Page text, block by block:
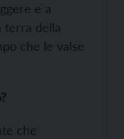
e a
terra della
che le valse
che